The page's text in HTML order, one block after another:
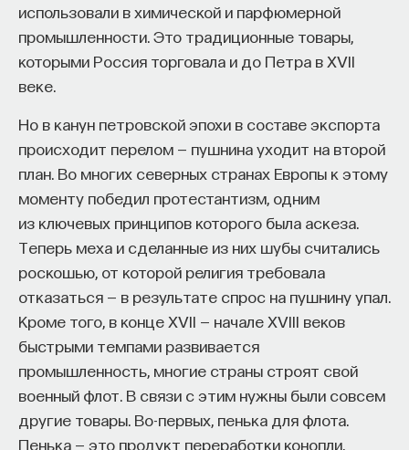
использовали в химической и парфюмерной
промышленности. Это традиционные товары,
которыми Россия торговала и до Петра в XVII
веке.
Но в канун петровской эпохи в составе экспорта
происходит перелом — пушнина уходит на второй
план. Во многих северных странах Европы к этому
моменту победил протестантизм, одним
из ключевых принципов которого была аскеза.
Теперь меха и сделанные из них шубы считались
роскошью, от которой религия требовала
отказаться — в результате спрос на пушнину упал.
Кроме того, в конце XVII — начале XVIII веков
быстрыми темпами развивается
промышленность, многие страны строят свой
военный флот. В связи с этим нужны были совсем
другие товары. Во-первых, пенька для флота.
Пенька — это продукт переработки конопли,